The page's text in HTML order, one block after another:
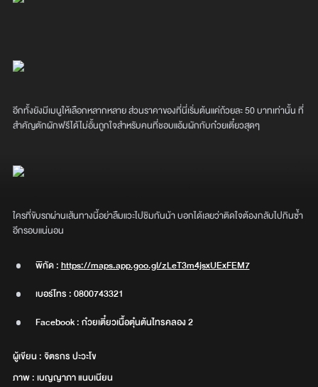
อีกทั้งยังมีเมนูให้เลือกหลากหลาย ส่วนราคาของที่นี่เริ่มต้นแค่ถ้วยละ 50 บาทเท่านั้น ที่
สำคัญตักผักฟรีได้ไม่อั้นถูกใจสำหรับคนที่ชอบแอ้มผักกับก๋วยเตี๋ยวสุดๆ
ใครที่ขับรถผ่านเส้นทางนี้อย่าลืมแวะไปชิมกันน้า บอกได้เลยว่าติดใจต้องกลับไปกินซ้ำ
อีกรอบแน่นอน
พิกัด :https://maps.app.goo.gl/zLeT3m4jsxUExFEM7
เบอร์โทร : 0800743321
Facebook : ก๋วยเตี๋ยวเนื้อตุ๋นต้นไทรคลอง 2
ผู้เขียน : จิตรกร ปะวะโข
ภาพ : เบญญาภา แนบเนียน